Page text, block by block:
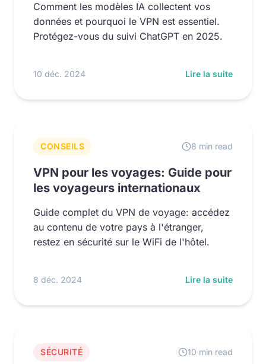
Comment les modèles IA collectent vos
données et pourquoi le VPN est essentiel.
Protégez-vous du suivi ChatGPT en 2025.
10 déc. 2024 Lire la suite
CONSEILS 8 min read
VPN pour les voyages: Guide pour
les voyageurs internationaux
Guide complet du VPN de voyage: accédez
au contenu de votre pays à l'étranger,
restez en sécurité sur le WiFi de l'hôtel.
8 déc. 2024 Lire la suite
SÉCURITÉ 10 min read